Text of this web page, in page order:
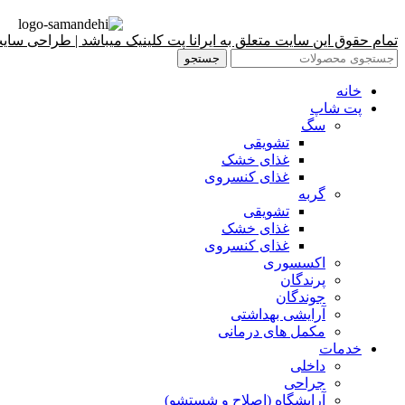
تمام حقوق این سایت متعلق به ایرانا پت کلینیک میباشد | طراحی
جستجو
خانه
پت شاپ
سگ
تشویقی
غذای خشک
غذای کنسروی
گربه
تشویقی
غذای خشک
غذای کنسروی
اکسسوری
پرندگان
جوندگان
آرایشی بهداشتی
مکمل های درمانی
خدمات
داخلی
جراحی
آرایشگاه (اصلاح و شستشو)